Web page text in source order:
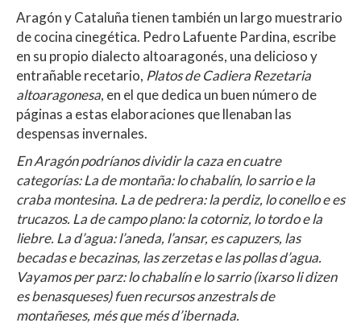
Aragón y Cataluña tienen también un largo muestrario
de cocina cinegética. Pedro Lafuente Pardina, escribe
en su propio dialecto altoaragonés, una delicioso y
entrañable recetario, Platos de Cadiera Rezetaria
altoaragonesa, en el que dedica un buen número de
páginas a estas elaboraciones que llenaban las
despensas invernales.
En Aragón podríanos dividir la caza en cuatre
categorías: La de montaña: lo chabalín, lo sarrio e la
craba montesina. La de pedrera: la perdiz, lo conello e es
trucazos. La de campo plano: la cotorniz, lo tordo e la
liebre. La d’agua: l’aneda, l’ansar, es capuzers, las
becadas e becazinas, las zerzetas e las pollas d’agua.
Vayamos per parz: lo chabalín e lo sarrio (ixarso li dizen
es benasqueses) fuen recursos anzestrals de
montañeses, més que més d’ibernada.